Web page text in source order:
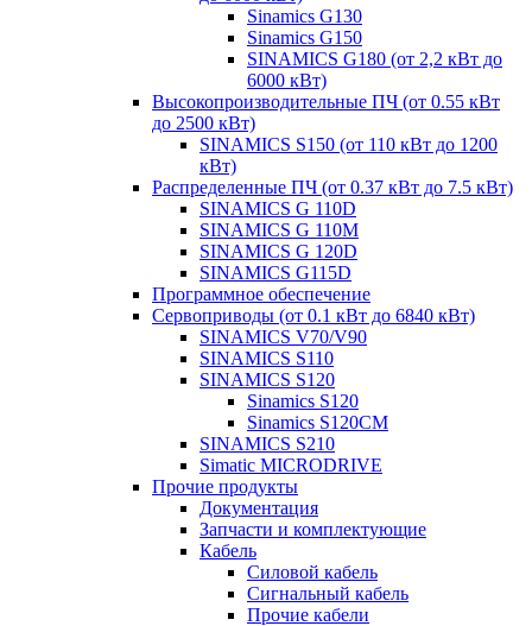
Sinamics G130
Sinamics G150
SINAMICS G180 (от 2,2 кВт до
6000 кВт)
Высокопроизводительные ПЧ (от 0.55 кВт
до 2500 кВт)
SINAMICS S150 (от 110 кВт до 1200
кВт)
Распределенные ПЧ (от 0.37 кВт до 7.5 кВт)
SINAMICS G 110D
SINAMICS G 110M
SINAMICS G 120D
SINAMICS G115D
Программное обеспечение
Сервоприводы (от 0.1 кВт до 6840 кВт)
SINAMICS V70/V90
SINAMICS S110
SINAMICS S120
Sinamics S120
Sinamics S120CM
SINAMICS S210
Simatic MICRODRIVE
Прочие продукты
Документация
Запчасти и комплектующие
Кабель
Силовой кабель
Сигнальный кабель
Прочие кабели